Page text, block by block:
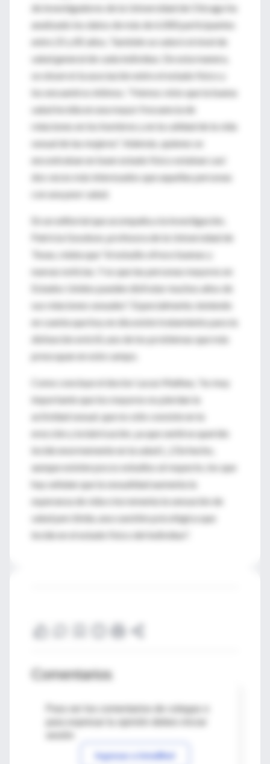
de investigadores de la Universidad de Chicago ha
analizado los datos de más de 6.000 participantes
entre 25 y 85 años. También se valoró el nivel de
salud general de cada individuo. De esta manera,
se observó la asociación entre el estado físico y
los encuentros íntimos. "Hemos visto que la buena
salud incidía en una mayor frecuencia de
relaciones en los hombres y en la calidad de la vida
sexual de las mujeres". Además, quienes se
encontraban en buen estado físico estaban casi
dos veces más interesados que aquellas personas
con una peor salud.
En un editorial que acompaña a la investigación,
Patricia Goodson, profesora de la Universidad de
Texas, relata que "el estudio ofrece buenas y
nuevas noticias. Y es que las personas mayores en
Estados Unidos pueden disfrutar muchos años de
sus relaciones sexuales". Especialmente, teniendo
en cuenta que hoy en día existe tratamiento para la
disfunción eréctil, uno de los problemas que más
preocupan en este campo.
Como concluye el doctor Lucas Matheu, "es muy
importante que los mayores no pierdan la
actividad sexual, que no sólo consiste en la
erección y la lubricación, ya que sentirse querido
incide enormemente en la salud (...) De hecho,
aunque existen pocos estudios al respecto, los que
hay señalan que la sexualidad aumenta la
esperanza de vida e incrementa la sensación de
salud percibida, una cuestión psicológica que
incide en el estado físico del individuo".
Comentarios
Para ver los comentarios de colegas o
Ingresar a IntraMed